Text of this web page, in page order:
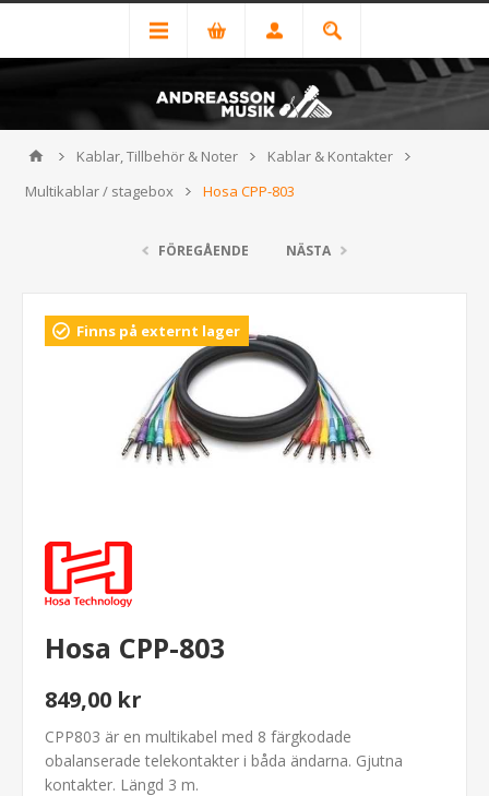
Kablar, Tillbehör & Noter
Kablar & Kontakter
Multikablar / stagebox
Hosa CPP-803
FÖREGÅENDE NÄSTA
Finns på externt lager
Hosa CPP-803
849,00 kr
CPP803 är en multikabel med 8 färgkodade
obalanserade telekontakter i båda ändarna. Gjutna
kontakter. Längd 3 m.